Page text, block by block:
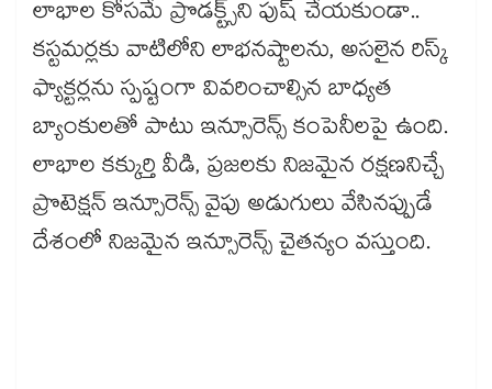
లాభాల కోసమే ప్రొడక్ట్స్‌ని పుష్ చేయకుండా..
కస్టమర్లకు వాటిలోని లాభనష్టాలను, అసలైన రిస్క్
ఫ్యాక్టర్లను స్పష్టంగా వివరించాల్సిన బాధ్యత
బ్యాంకులతో పాటు ఇన్సూరెన్స్ కంపెనీలపై ఉంది.
లాభాల కక్కుర్తి వీడి, ప్రజలకు నిజమైన రక్షణనిచ్చే
ప్రొటెక్షన్ ఇన్సూరెన్స్ వైపు అడుగులు వేసినప్పుడే
దేశంలో నిజమైన ఇన్సూరెన్స్ చైతన్యం వస్తుంది.